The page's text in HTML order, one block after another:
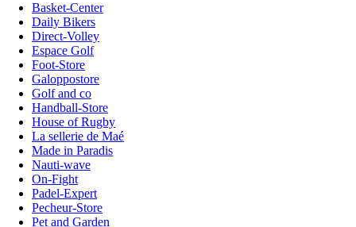
Basket-Center
Daily Bikers
Direct-Volley
Espace Golf
Foot-Store
Galoppostore
Golf and co
Handball-Store
House of Rugby
La sellerie de Maé
Made in Paradis
Nauti-wave
On-Fight
Padel-Expert
Pecheur-Store
Pet and Garden